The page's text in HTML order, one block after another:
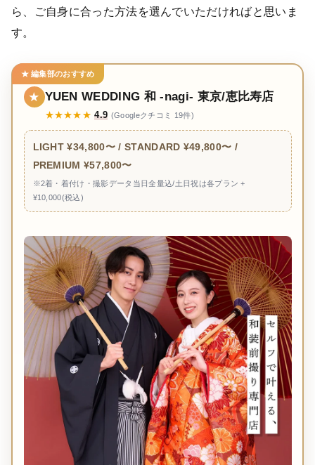
ら、ご自身に合った方法を選んでいただければと思いま
す。
★ 編集部のおすすめ
★ YUEN WEDDING 和 -nagi- 東京/恵比寿店
★★★★★4.9 (Googleクチコミ 19件)
LIGHT ¥34,800〜 / STANDARD ¥49,800〜 /
PREMIUM ¥57,800〜
※2着・着付け・撮影データ当日全量込/土日祝は各プラン +
¥10,000(税込)